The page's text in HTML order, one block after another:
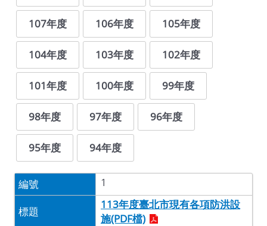
107年度 106年度 105年度
104年度 103年度 102年度
101年度 100年度 99年度
98年度 97年度 96年度
95年度 94年度
1
113年度臺北市現有各項防洪設
施(PDF檔)